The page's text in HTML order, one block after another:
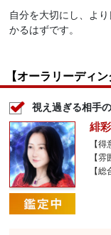
自分を大切にし、よ
かるはずです。
【オーラリーディ
視え過ぎる相手
緋
【
【
【